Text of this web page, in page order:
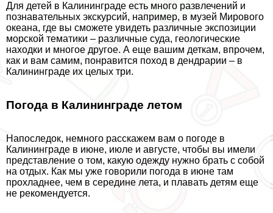
Для детей в Калининграде есть много развлечений и
познавательных экскурсий, например, в музей Мирового
океана, где вы сможете увидеть различные экспозиции
морской тематики – различные суда, геологические
находки и многое другое. А еще вашим деткам, впрочем,
как и вам самим, понравится поход в дендрарии – в
Калининграде их целых три.
Погода в Калининграде летом
Напоследок, немного расскажем вам о погоде в
Калининграде в июне, июле и августе, чтобы вы имели
представление о том, какую одежду нужно брать с собой
на отдых. Как мы уже говорили погода в июне там
прохладнее, чем в середине лета, и плавать детям еще
не рекомендуется.